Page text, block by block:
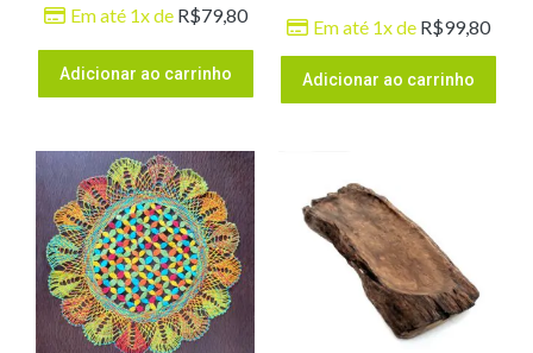
Em até 1x de R$79,80
Adicionar ao carrinho
Em até 1x de R$99,80
Adicionar ao carrinho